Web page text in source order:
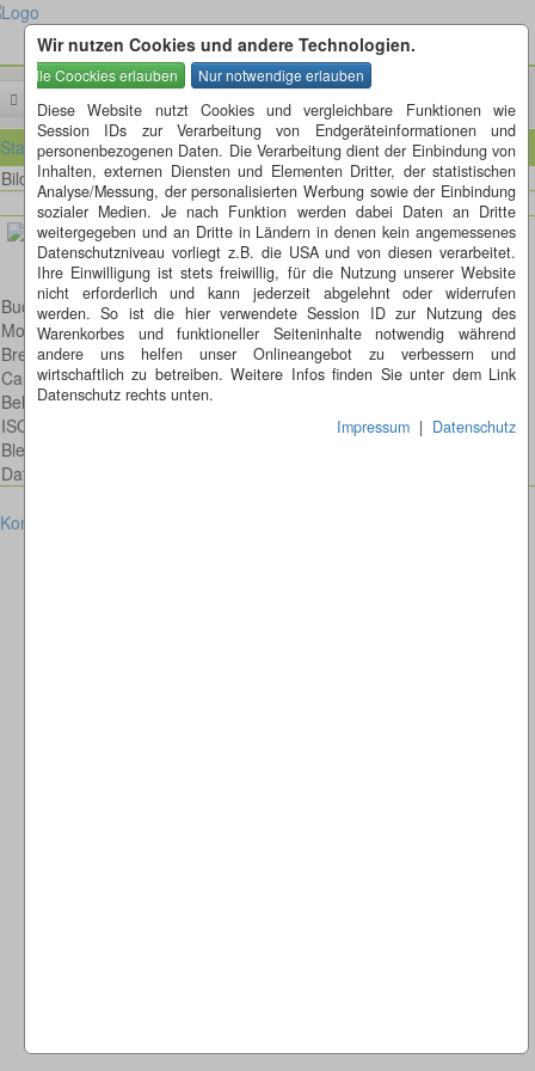
Wir nutzen Cookies und andere Technologien.
Diese Website nutzt Cookies und vergleichbare Funktionen wie
Session IDs zur Verarbeitung von Endgeräteinformationen und
personenbezogenen Daten. Die Verarbeitung dient der Einbindung von
Inhalten, externen Diensten und Elementen Dritter, der statistischen
Analyse/Messung, der personalisierten Werbung sowie der Einbindung
sozialer Medien. Je nach Funktion werden dabei Daten an Dritte
weitergegeben und an Dritte in Ländern in denen kein angemessenes
Datenschutzniveau vorliegt z.B. die USA und von diesen verarbeitet.
Ihre Einwilligung ist stets freiwillig, für die Nutzung unserer Website
nicht erforderlich und kann jederzeit abgelehnt oder widerrufen
werden. So ist die hier verwendete Session ID zur Nutzung des
Warenkorbes und funktioneller Seiteninhalte notwendig während
andere uns helfen unser Onlineangebot zu verbessern und
wirtschaftlich zu betreiben. Weitere Infos finden Sie unter dem Link
Datenschutz rechts unten.
Impressum | Datenschutz
Startseite
Bild 35 von 45Bilder
Buchfink
Model: Canon EOS 600D
Brennweite: 100mm
Canon EF 100mm 2,8 L IS USM Macro
Belichtungsdauer : 1/160
ISO: 160
Blende: f/4.0
Datum: 2013:05:04 16:04:26
Kontakt